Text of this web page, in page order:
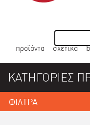
προϊόντα σχετικά
ΚΑΤΗΓΟΡΙΕΣ
ΦΙΛΤΡΑ